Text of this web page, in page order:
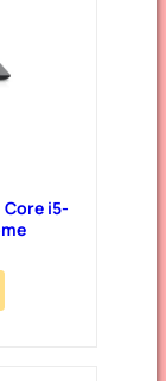
Core i5-